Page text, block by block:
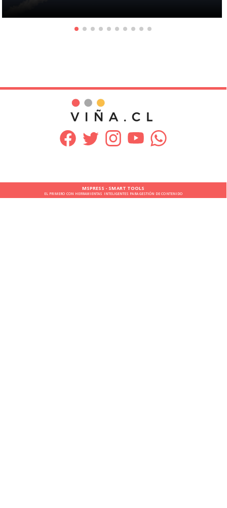
MSPRESS - SMART TOOLS
EL PRIMERO CON HERRAMIENTAS INTELIGENTES PARA GESTIÓN DE CONTENIDO